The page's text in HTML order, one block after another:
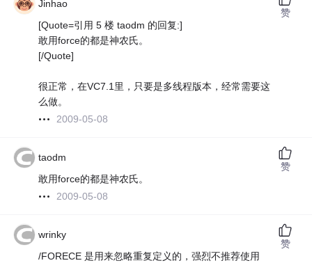
Jinhao
[Quote=引用 5 楼 taodm 的回复:]
敢用force的都是神农氏。
[/Quote]
很正常，在VC7.1里，只要是多线程版本，经常需要这
么做。
2009-05-08
赞
taodm
敢用force的都是神农氏。
2009-05-08
赞
wrinky
/FORECE 是用来忽略重复定义的，强烈不推荐使用
赞